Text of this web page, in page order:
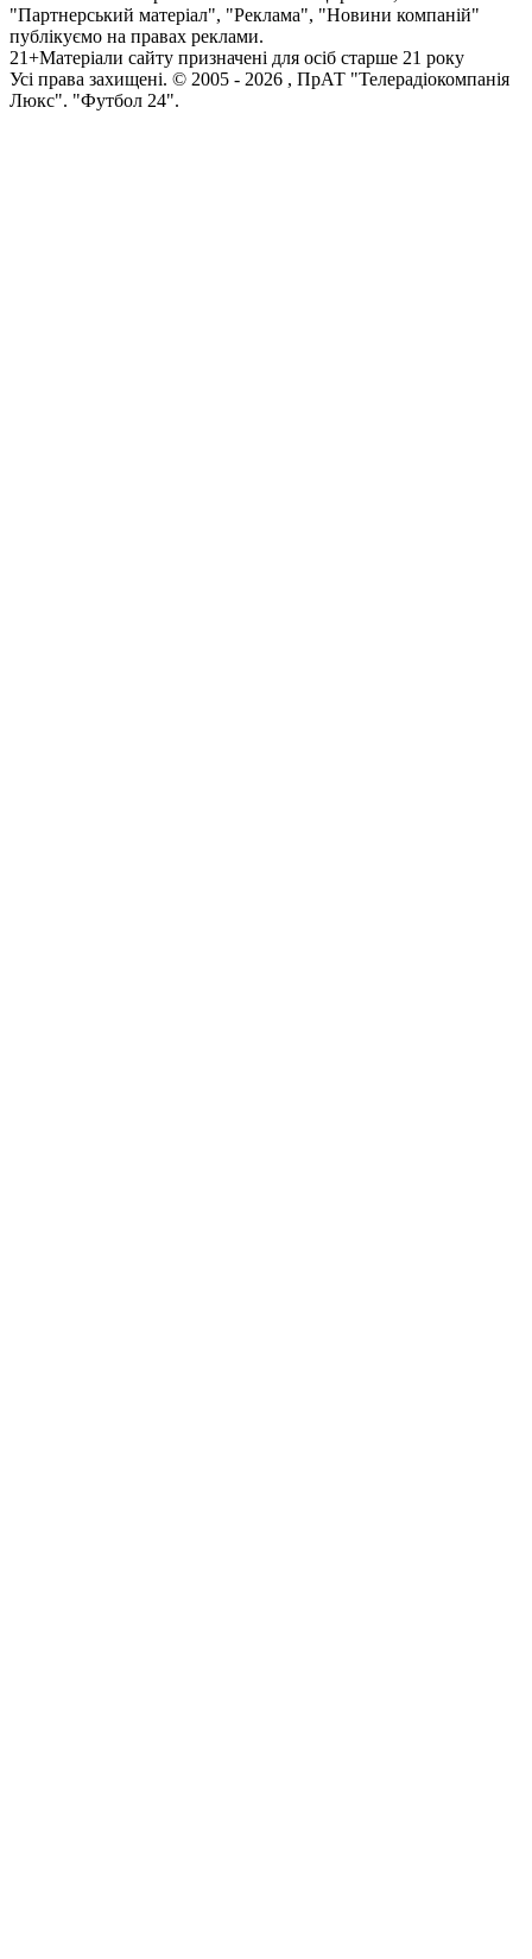
"Партнерський матеріал", "Реклама", "Новини компаній"
публікуємо на правах реклами.
21+Матеріали сайту призначені для осіб старше 21 року
Усi права захищенi. © 2005 - 2026 , ПрАТ "Телерадіокомпанія
Люкс". "Футбол 24".